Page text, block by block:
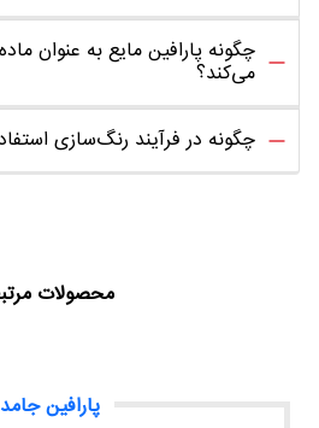
چگونه پارافین مایع به عنوان
می‌کند؟
چگونه در فرآیند رنگ‌سازی
محصولات
پارافین جامد